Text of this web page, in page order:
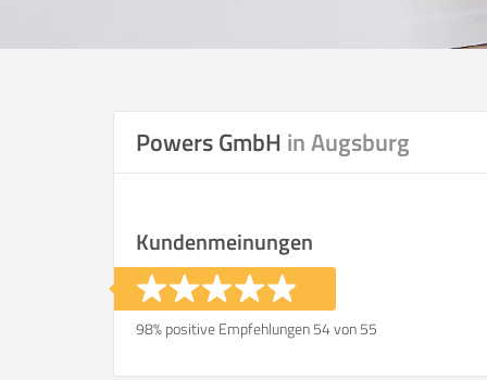
Vergleichsergebnis
Ihre Angaben: am
Powers GmbH in Augsburg
Kundenmeinungen
98% positive Empfehlungen 54 von 55